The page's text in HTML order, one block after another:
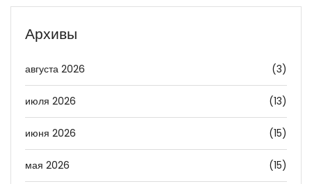
Архивы
августа 2026 (3)
июля 2026 (13)
июня 2026 (15)
мая 2026 (15)